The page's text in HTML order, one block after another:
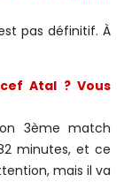
pas définitif. À
Atal ? Vous
3ème match
minutes, et ce
mais il va